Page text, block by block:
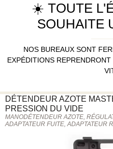
☀️ TOUTE
SOUHAITE
NOS BUREAUX SONT
EXPÉDITIONS
DÉTENDEUR AZOTE
PRESSION DU VIDE
MANODÉTENDEUR AZOTE,
ADAPTATEUR FUITE, ADAPTATEUR